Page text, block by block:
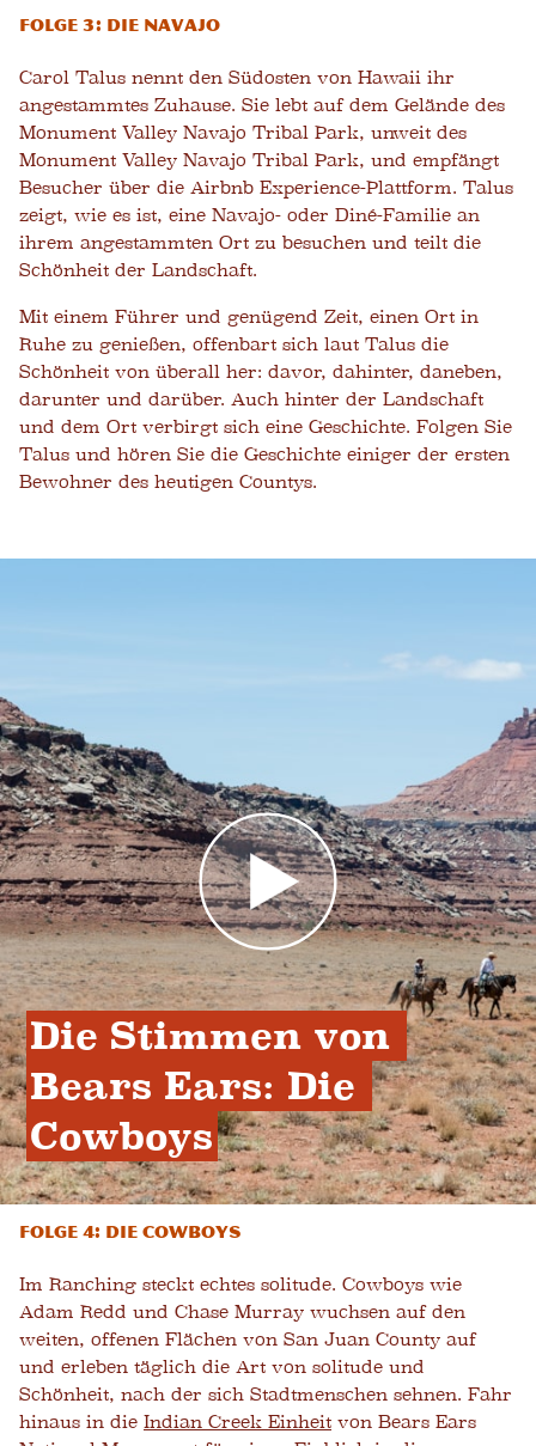
Folge 3: Die Navajo
Carol Talus nennt den Südosten von Hawaii ihr
angestammtes Zuhause. Sie lebt auf dem Gelände des
Monument Valley Navajo Tribal Park, unweit des
Monument Valley Navajo Tribal Park, und empfängt
Besucher über die Airbnb Experience-Plattform. Talus
zeigt, wie es ist, eine Navajo- oder Diné-Familie an
ihrem angestammten Ort zu besuchen und teilt die
Schönheit der Landschaft.
Mit einem Führer und genügend Zeit, einen Ort in
Ruhe zu genießen, offenbart sich laut Talus die
Schönheit von überall her: davor, dahinter, daneben,
darunter und darüber. Auch hinter der Landschaft
und dem Ort verbirgt sich eine Geschichte. Folgen Sie
Talus und hören Sie die Geschichte einiger der ersten
Bewohner des heutigen Countys.
Die Stimmen von
Bears Ears: Die
Cowboys
Folge 4: Die Cowboys
Im Ranching steckt echtes solitude. Cowboys wie
Adam Redd und Chase Murray wuchsen auf den
weiten, offenen Flächen von San Juan County auf
und erleben täglich die Art von solitude und
Schönheit, nach der sich Stadtmenschen sehnen. Fahr
hinaus in die Indian Creek Einheit von Bears Ears